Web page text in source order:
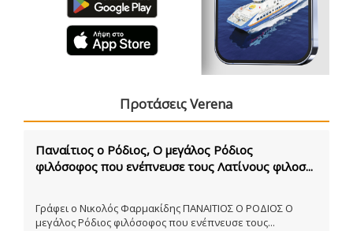
Προτάσεις Verena
Παναίτιος ο Ρόδιος, Ο μεγάλος Ρόδιος
φιλόσοφος που ενέπνευσε τους Λατίνους φιλοσ...
Γράφει ο Νικολός Φαρμακίδης ΠΑΝΑΙΤΙΟΣ Ο ΡΟΔΙΟΣ Ο
μεγάλος Ρόδιος φιλόσοφος που ενέπνευσε τους...